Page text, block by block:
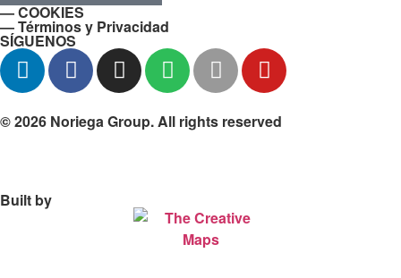
— COOKIES
— Términos y Privacidad
SÍGUENOS
© 2026 Noriega Group. All rights reserved
Built by